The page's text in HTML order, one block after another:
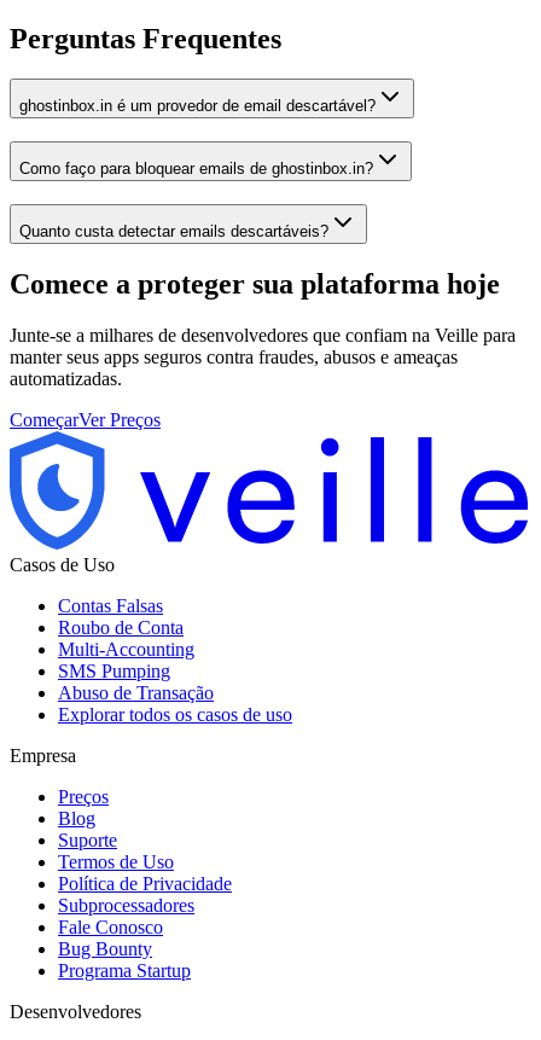
Perguntas Frequentes
ghostinbox.in é um provedor de email descartável?
Como faço para bloquear emails de ghostinbox.in?
Quanto custa detectar emails descartáveis?
Comece a proteger sua plataforma hoje
Junte-se a milhares de desenvolvedores que confiam na Veille para
manter seus apps seguros contra fraudes, abusos e ameaças
automatizadas.
ComeçarVer Preços
Casos de Uso
Contas Falsas
Roubo de Conta
Multi-Accounting
SMS Pumping
Abuso de Transação
Explorar todos os casos de uso
Empresa
Preços
Blog
Suporte
Termos de Uso
Política de Privacidade
Subprocessadores
Fale Conosco
Bug Bounty
Programa Startup
Desenvolvedores